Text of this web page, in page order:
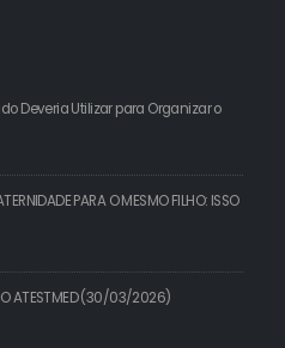
Deveria Utilizar para Organizar o
PARA O MESMO FILHO: ISSO
ATESTMED (30/03/2026)